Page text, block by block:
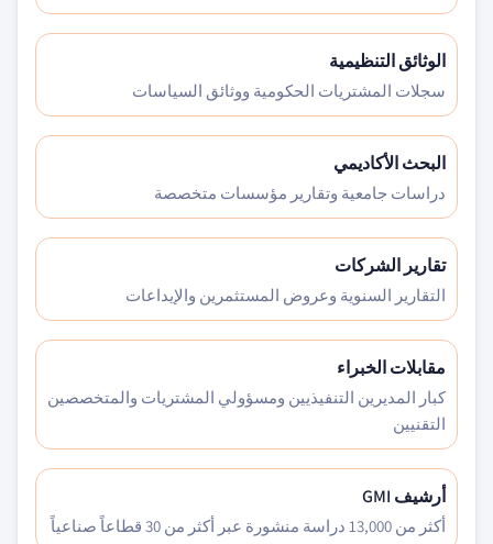
الوثائق التنظيمية
سجلات المشتريات الحكومية ووثائق السياسات
البحث الأكاديمي
دراسات جامعية وتقارير مؤسسات متخصصة
تقارير الشركات
التقارير السنوية وعروض المستثمرين والإيداعات
مقابلات الخبراء
كبار المديرين التنفيذيين ومسؤولي المشتريات والمتخصصين
التقنيين
أرشيف GMI
أكثر من 13,000 دراسة منشورة عبر أكثر من 30 قطاعاً صناعياً